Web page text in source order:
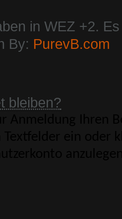
in WEZ +2.
By: PurevB.com
bleiben?